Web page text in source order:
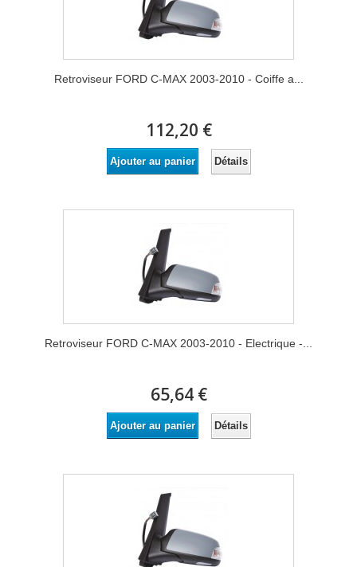
Retroviseur FORD C-MAX 2003-2010 - Coiffe a...
112,20 €
Ajouter au panier Détails
Retroviseur FORD C-MAX 2003-2010 - Electrique -...
65,64 €
Ajouter au panier Détails